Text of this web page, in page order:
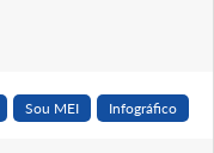
Sou MEI Infográfico